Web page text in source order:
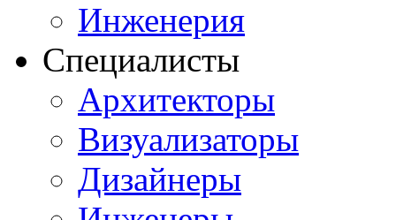
Инженерия
Специалисты
Архитекторы
Визуализаторы
Дизайнеры